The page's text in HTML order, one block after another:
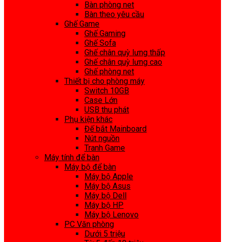
Bàn phòng net
Bàn theo yêu cầu
Ghế Game
Ghế Gaming
Ghế Sofa
Ghế chân quỳ lưng thấp
Ghế chân quỳ lưng cao
Ghế phòng net
Thiết bị cho phòng máy
Switch 10GB
Case Lớn
USB thu phát
Phụ kiện khác
Đế bắt Mainboard
Nút nguồn
Tranh Game
Máy tính để bàn
Máy bộ để bàn
Máy bộ Apple
Máy bộ Asus
Máy bộ Dell
Máy bộ HP
Máy bộ Lenovo
PC Văn phòng
Dưới 5 triệu